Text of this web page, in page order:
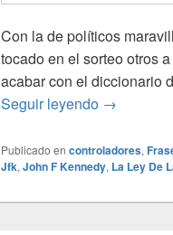
Con la de políticos
tocado en el sorteo otros
acabar con el diccionario
Seguir leyendo Estadistas
→
Publicado en controladores,
Jfk,John F Kennedy, La Ley De